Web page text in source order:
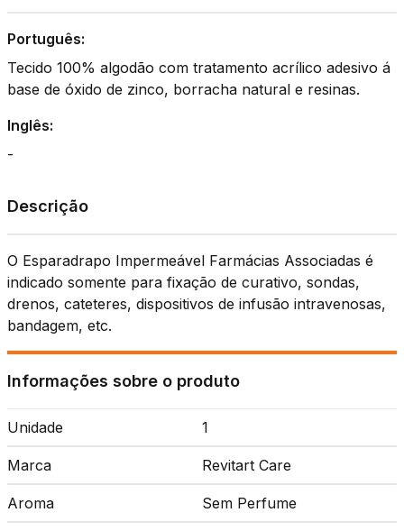
Português:
Tecido 100% algodão com tratamento acrílico adesivo á
base de óxido de zinco, borracha natural e resinas.
Inglês:
-
Descrição
O Esparadrapo Impermeável Farmácias Associadas é
indicado somente para fixação de curativo, sondas,
drenos, cateteres, dispositivos de infusão intravenosas,
bandagem, etc.
Informações sobre o produto
Unidade 1
Marca Revitart Care
Aroma Sem Perfume